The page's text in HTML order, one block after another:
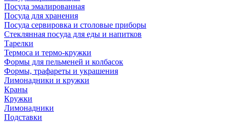
Посуда эмалированная
Посуда для хранения
Посуда сервировка и столовые приборы
Стеклянная посуда для еды и напитков
Тарелки
Термоса и термо-кружки
Формы для пельменей и колбасок
Формы, трафареты и украшения
Лимонадники и кружки
Краны
Кружки
Лимонадники
Подставки